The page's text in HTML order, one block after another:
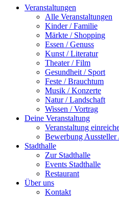
Veranstaltungen
Alle Veranstaltungen
Kinder / Familie
Märkte / Shopping
Essen / Genuss
Kunst / Literatur
Theater / Film
Gesundheit / Sport
Feste / Brauchtum
Musik / Konzerte
Natur / Landschaft
Wissen / Vortrag
Deine Veranstaltung
Veranstaltung
Bewerbung Aussteller
Stadthalle
Zur Stadthalle
Events Stadthalle
Restaurant
Über uns
Kontakt